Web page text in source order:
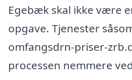
Egebæk skal ikke være
opgave. Tjenester
omfangsdrn-priser-
processen nemmere